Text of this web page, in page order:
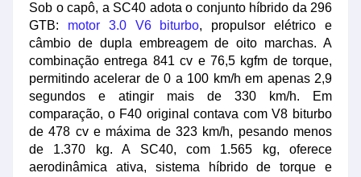
Sob o capô, a SC40 adota o conjunto híbrido da 296
GTB: motor 3.0 V6 biturbo, propulsor elétrico e
câmbio de dupla embreagem de oito marchas. A
combinação entrega 841 cv e 76,5 kgfm de torque,
permitindo acelerar de 0 a 100 km/h em apenas 2,9
segundos e atingir mais de 330 km/h. Em
comparação, o F40 original contava com V8 biturbo
de 478 cv e máxima de 323 km/h, pesando menos
de 1.370 kg. A SC40, com 1.565 kg, oferece
aerodinâmica ativa, sistema híbrido de torque e